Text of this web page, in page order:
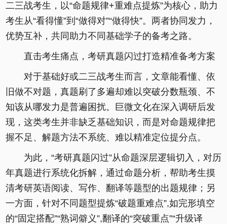
二三战考生，以“命题规律+重难点提炼”为核心，助力
考生从“看得懂”到“做得对”“做得快”。两者协同发力，
优势互补，共同助力不同基础学子的备考之路。
直击考生痛点，考研真题闪过打造精准备考方案
对于基础好或二三战考生而言，文章能看懂、依
旧做不对题，真题刷了多遍却难以突破分数瓶颈、不
知该从哪发力是普遍困扰。巨微文化在深入调研后发
现，这类考生并非缺乏基础知识，而是对命题规律把
握不足、解题方法不系统、难以精准定位提分点。
为此，“考研真题闪过”从命题深层逻辑切入，对历
年真题进行系统化拆解，通过命题分析，帮助考生摸
清考研英语阅读、写作、翻译等题型的出题规律；另
一方面，针对不同题型提炼“破题重难点”,如完形填空
的“固定搭配”“熟词僻义”,翻译的“突破重点”“升级译